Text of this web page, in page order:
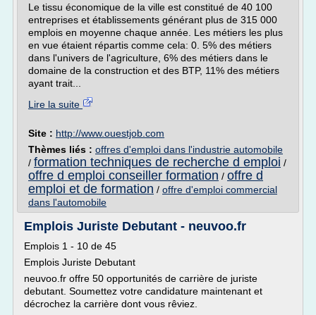
Le tissu économique de la ville est constitué de 40 100
entreprises et établissements générant plus de 315 000
emplois en moyenne chaque année. Les métiers les plus
en vue étaient répartis comme cela: 0. 5% des métiers
dans l'univers de l'agriculture, 6% des métiers dans le
domaine de la construction et des BTP, 11% des métiers
ayant trait...
Lire la suite
Site : http://www.ouestjob.com
Thèmes liés : offres d'emploi dans l'industrie automobile
/ formation techniques de recherche d emploi /
offre d emploi conseiller formation / offre d
emploi et de formation / offre d'emploi commercial
dans l'automobile
Emplois Juriste Debutant - neuvoo.fr
Emplois 1 - 10 de 45
Emplois Juriste Debutant
neuvoo.fr offre 50 opportunités de carrière de juriste
debutant. Soumettez votre candidature maintenant et
décrochez la carrière dont vous rêviez.